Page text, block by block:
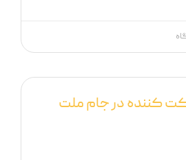
کننده در جام ملت